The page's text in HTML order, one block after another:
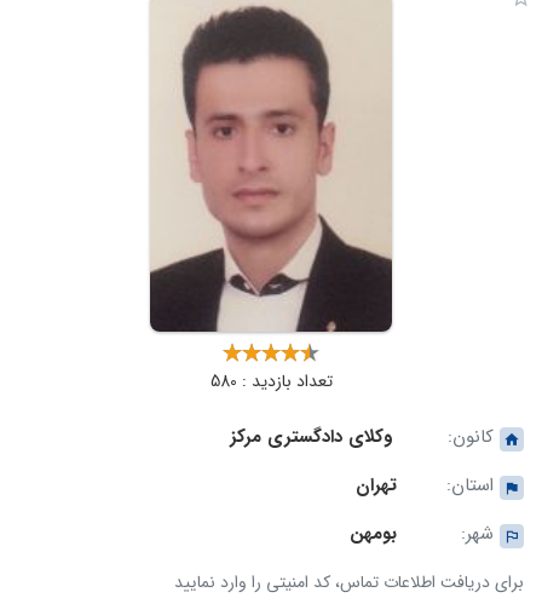
تعداد بازدید : 580
کانون:
وکلای دادگستری مرکز
استان:
تهران
شهر:
بومهن
برای دریافت اطلاعات تماس، کد امنیتی را وارد نمایید